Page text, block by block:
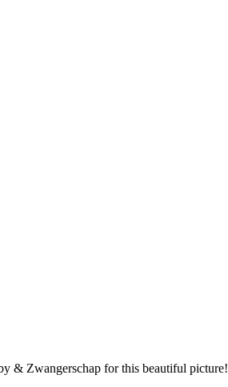
& Zwangerschap for this beautiful picture!